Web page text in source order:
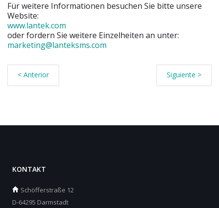
Für weitere Informationen besuchen Sie bitte unsere
Website:
www.lantek.com
oder fordern Sie weitere Einzelheiten an unter:
marketing@lanteksms.com
< Anterior Siguiente >
KONTAKT
Schöfferstraße 12
D-64295 Darmstadt